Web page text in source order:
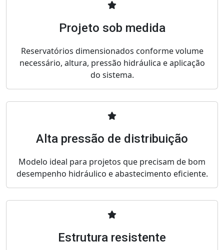
Projeto sob medida
Reservatórios dimensionados conforme volume
necessário, altura, pressão hidráulica e aplicação
do sistema.
Alta pressão de distribuição
Modelo ideal para projetos que precisam de bom
desempenho hidráulico e abastecimento eficiente.
Estrutura resistente